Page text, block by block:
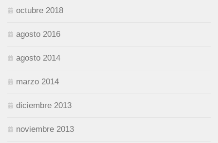
octubre 2018
agosto 2016
agosto 2014
marzo 2014
diciembre 2013
noviembre 2013